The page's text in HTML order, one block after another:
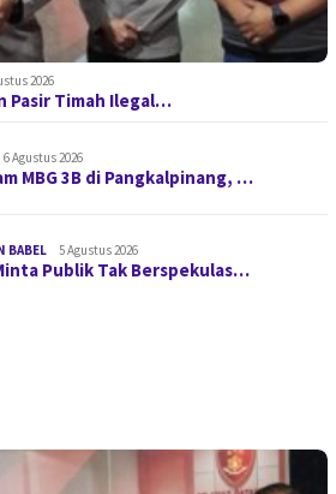
2026
Pasir Timah Ilegal…
6 Agustus 2026
MBG 3B di Pangkalpinang, …
BABEL 5 Agustus 2026
Publik Tak Berspekulas…